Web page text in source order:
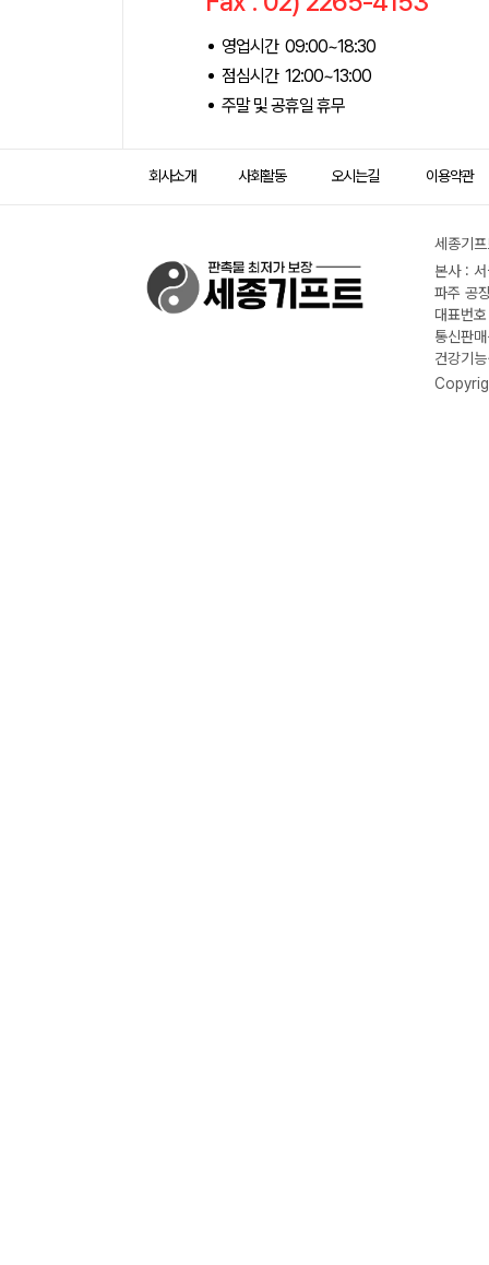
영업시간 09:00~18:30
점심시간 12:00~13:00
주말 및 공휴일 휴무
회사소개 사회활동 오시는길 이용약관
세종기
본사 :
파주 공
대표번
통신판
건강기